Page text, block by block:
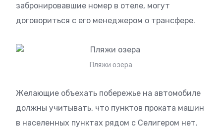
забронировавшие номер в отеле, могут
договориться с его менеджером о трансфере.
Пляжи озера
Желающие объехать побережье на автомобиле
должны учитывать, что пунктов проката машин
в населенных пунктах рядом с Селигером нет.